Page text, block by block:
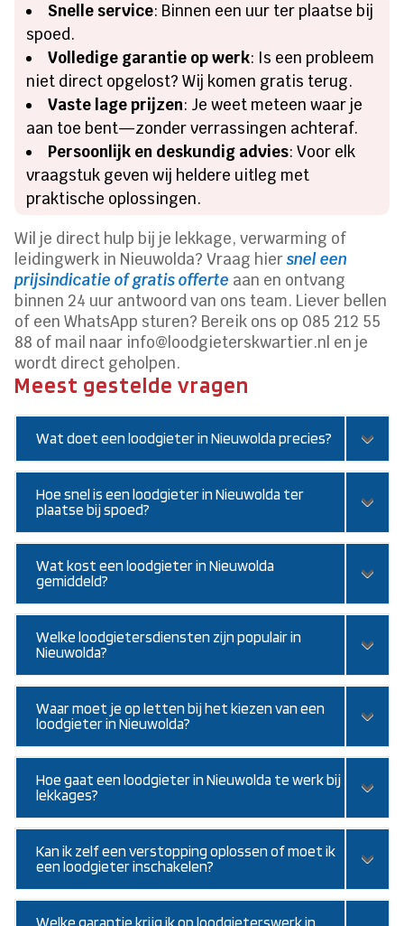
Snelle service: Binnen een uur ter plaatse bij
spoed.
Volledige garantie op werk: Is een probleem
niet direct opgelost? Wij komen gratis terug.
Vaste lage prijzen: Je weet meteen waar je
aan toe bent—zonder verrassingen achteraf.
Persoonlijk en deskundig advies: Voor elk
vraagstuk geven wij heldere uitleg met
praktische oplossingen.
Wil je direct hulp bij je lekkage, verwarming of
leidingwerk in Nieuwolda? Vraag hiersnel een
prijsindicatie of gratis offerte aan en ontvang
binnen 24 uur antwoord van ons team. Liever bellen
of een WhatsApp sturen? Bereik ons op 085 212 55
88 of mail naar info@loodgieterskwartier.nl en je
wordt direct geholpen.
Meest gestelde vragen
Wat doet een loodgieter in Nieuwolda precies?
Hoe snel is een loodgieter in Nieuwolda ter
plaatse bij spoed?
Wat kost een loodgieter in Nieuwolda
gemiddeld?
Welke loodgietersdiensten zijn populair in
Nieuwolda?
Waar moet je op letten bij het kiezen van een
loodgieter in Nieuwolda?
Hoe gaat een loodgieter in Nieuwolda te werk bij
lekkages?
Kan ik zelf een verstopping oplossen of moet ik
een loodgieter inschakelen?